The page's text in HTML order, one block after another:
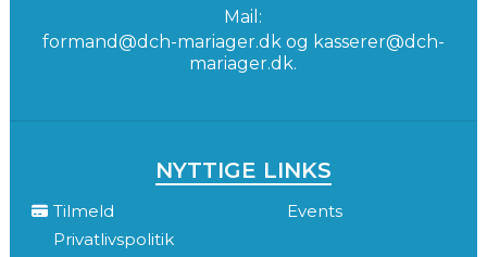
Mail:
formand@dch-mariager.dk og kasserer@dch-
mariager.dk.
NYTTIGE LINKS
Tilmeld
Events
Privatlivspolitik